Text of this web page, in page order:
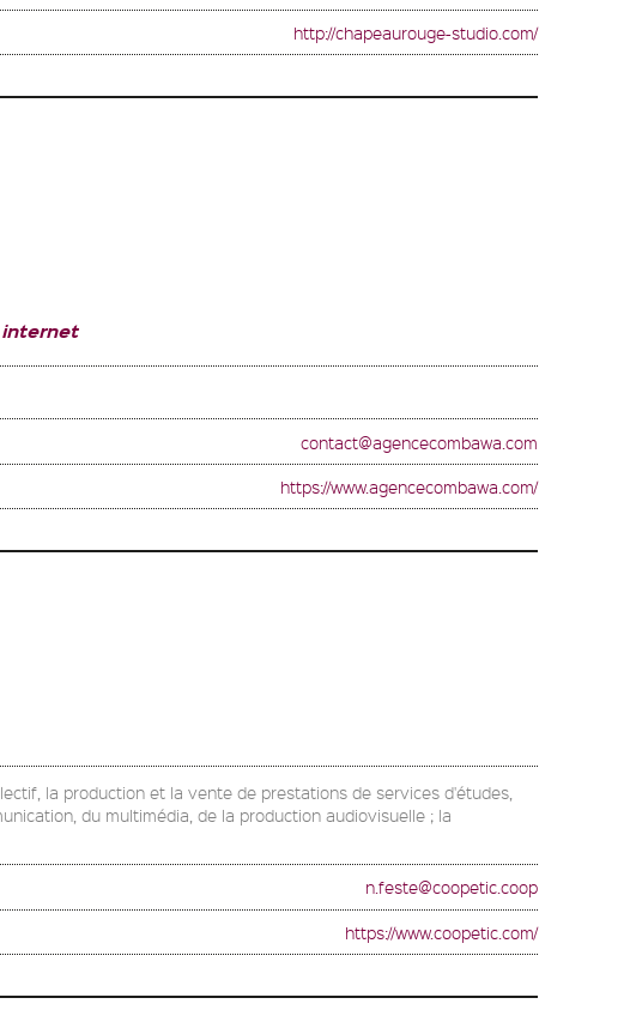
http://chapeaurouge-studio.com/
contact@agencecombawa.com
https://www.agencecombawa.com/
la production et la vente de prestations de services d'études,
du multimédia, de la production audiovisuelle ; la
n.feste@coopetic.coop
https://www.coopetic.com/